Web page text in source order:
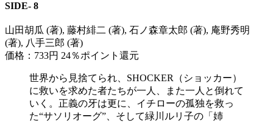
SIDE- 8
山田胡瓜 (著), 藤村緋二 (著), 石ノ森章太郎 (著), 庵野秀明
(著), 八手三郎 (著)
価格：733円 24％ポイント還元
世界から見捨てられ、SHOCKER（ショッカー）
に救いを求めた者たちが一人、また一人と倒れて
いく。正義の牙は更に、イチローの孤独を救っ
た“サソリオーグ”、そして緑川ルリ子の「姉